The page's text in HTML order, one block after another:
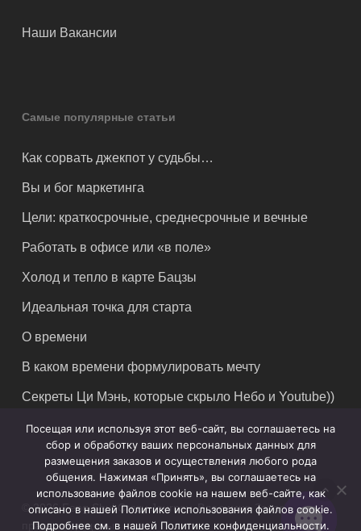
Наши Вакансии
Самые популярные статьи
Как сорвать джекпот у судьбы…
Вы и бог маркетинга
Цели: краткосрочные, среднесрочные и вечные
Работать в офисе или «в поле»
Холод и тепло в карте Бацзы
Идеальная точка для старта
О времени
В каком времени формулировать мечту
Секреты Ци Мэнь, которые скрыло Небо и Youtube))
© 2026 Feng Shui Crazy Journey. Владимир Захаров. Все
права защищены.
Посещая или используя этот веб-сайт, вы соглашаетесь на
сбор и обработку ваших персональных данных для
размещения заказов и осуществления любого рода
общения. Нажимая «Принять», вы соглашаетесь на
использование файлов cookie на нашем веб-сайте, как
описано в нашей Политике использования файлов cookie.
Подробнее см. в нашей Политике конфиденциальности.